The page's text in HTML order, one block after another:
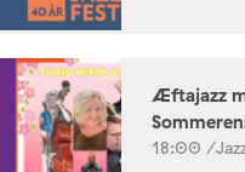
Æftajazz
18:00 /